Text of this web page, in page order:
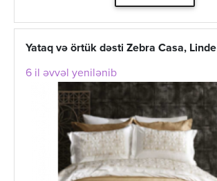
Yataq və örtük dəsti Zebra Casa, Linde
6 il əvvəl yenilənib